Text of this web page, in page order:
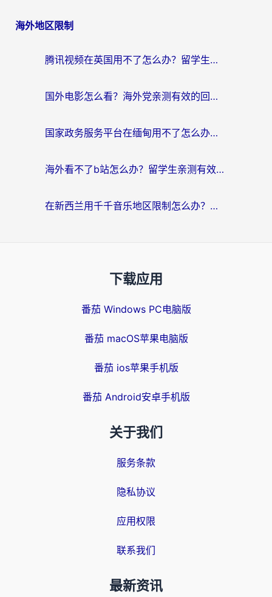
海外地区限制
腾讯视频在英国用不了怎么办？留学生亲测有效的回国加速器指南
国外电影怎么看？海外党亲测有效的回国加速器选择指南
国家政务服务平台在缅甸用不了怎么办？海外华人必看的回国加速全攻略
海外看不了b站怎么办？留学生亲测有效的回国加速器选择攻略，解决豆瓣音乐、美团外卖难题
在新西兰用千千音乐地区限制怎么办？海外华人必备的回国加速解决方案
下载应用
番茄 Windows PC电脑版
番茄 macOS苹果电脑版
番茄 ios苹果手机版
番茄 Android安卓手机版
关于我们
服务条款
隐私协议
应用权限
联系我们
最新资讯